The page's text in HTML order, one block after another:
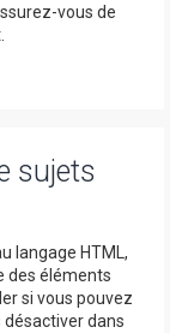
vous de
sujets
langage HTML,
des éléments
si vous pouvez
désactiver dans